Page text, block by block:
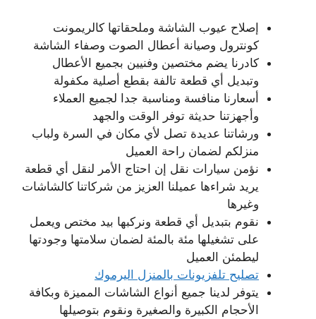
إصلاح عيوب الشاشة وملحقاتها كالريمونت
كونترول وصيانة أعطال الصوت وصفاء الشاشة
كادرنا يضم مختصين وفنيين بجميع الأعطال
وتبديل أي قطعة تالفة بقطع أصلية مكفولة
أسعارنا منافسة ومناسبة جدا لجميع العملاء
وأجهزتنا حديثة توفر الوقت والجهد
ورشاتنا عديدة تصل لأي مكان في السرة ولباب
منزلكم لضمان راحة العميل
نؤمن سيارات نقل إن احتاج الأمر لنقل أي قطعة
يريد شراءها عميلنا العزيز من شركاتنا كالشاشات
وغيرها
نقوم بتبديل أي قطعة ونركبها بيد مختص ويعمل
على تشغيلها مئة بالمئة لضمان سلامتها وجودتها
ليطمئن العميل
تصليح تلفزيونات بالمنزل اليرموك
يتوفر لدينا جميع أنواع الشاشات المميزة وبكافة
الأحجام الكبيرة والصغيرة ونقوم بتوصيلها